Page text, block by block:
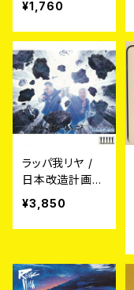
¥1,760
ラッパ我リヤ /
日本改造計画
(3LP)
¥3,850